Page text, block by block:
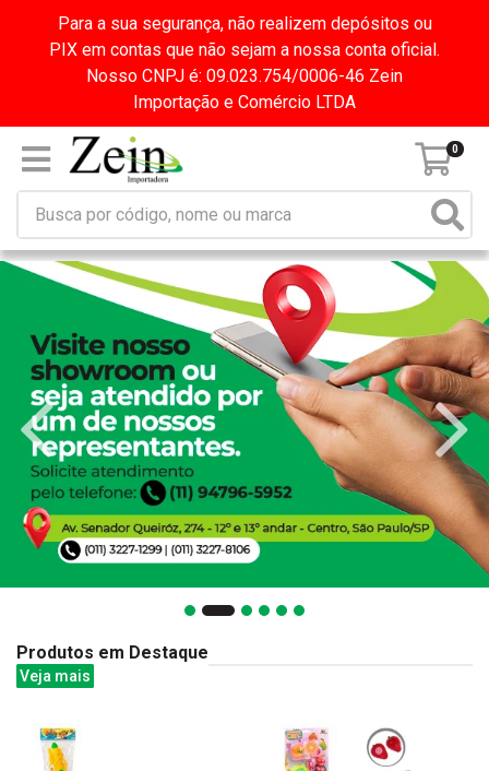
Para a sua segurança, não realizem depósitos ou
PIX em contas que não sejam a nossa conta oficial.
Nosso CNPJ é: 09.023.754/0006-46 Zein
Importação e Comércio LTDA
0
Produtos em Destaque
Veja mais